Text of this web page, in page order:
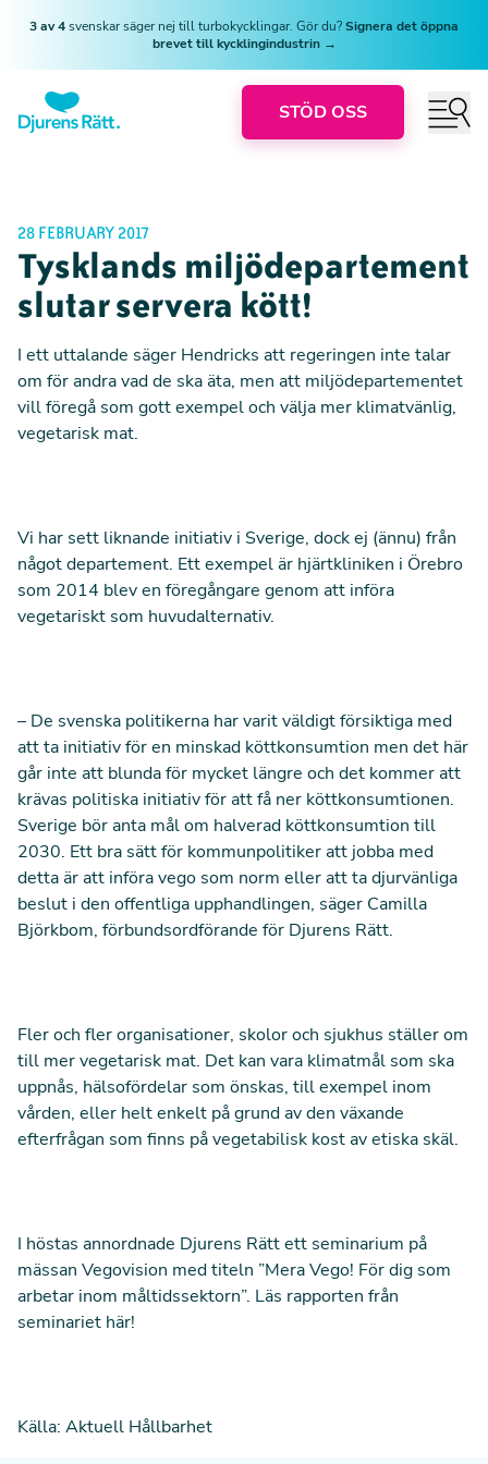
3 av 4svenskar säger nej till turbokycklingar. Gör du?Signera det öppna
brevet till kycklingindustrin →
STÖD OSS
28 FEBRUARY 2017
Tysklands miljödepartement
slutar servera kött!
I ett uttalande säger Hendricks att regeringen inte talar
om för andra vad de ska äta, men att miljödepartementet
vill föregå som gott exempel och välja mer klimatvänlig,
vegetarisk mat.
Vi har sett liknande initiativ i Sverige, dock ej (ännu) från
något departement. Ett exempel är hjärtkliniken i Örebro
som 2014 blev en föregångare genom att införa
vegetariskt som huvudalternativ.
– De svenska politikerna har varit väldigt försiktiga med
att ta initiativ för en minskad köttkonsumtion men det här
går inte att blunda för mycket längre och det kommer att
krävas politiska initiativ för att få ner köttkonsumtionen.
Sverige bör anta mål om halverad köttkonsumtion till
2030. Ett bra sätt för kommunpolitiker att jobba med
detta är att införa vego som norm eller att ta djurvänliga
beslut i den offentliga upphandlingen, säger Camilla
Björkbom, förbundsordförande för Djurens Rätt.
Fler och fler organisationer, skolor och sjukhus ställer om
till mer vegetarisk mat. Det kan vara klimatmål som ska
uppnås, hälsofördelar som önskas, till exempel inom
vården, eller helt enkelt på grund av den växande
efterfrågan som finns på vegetabilisk kost av etiska skäl.
I höstas annordnade Djurens Rätt ett seminarium på
mässan Vegovision med titeln ”Mera Vego! För dig som
arbetar inom måltidssektorn”. Läs rapporten från
seminariet här!
Källa: Aktuell Hållbarhet